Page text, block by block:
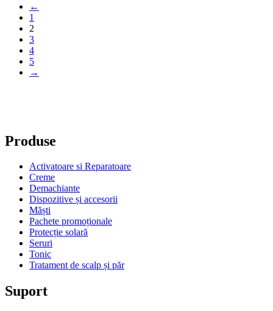
←
1
2
3
4
5
→
Produse
Activatoare si Reparatoare
Creme
Demachiante
Dispozitive și accesorii
Măști
Pachete promoționale
Protecție solară
Seruri
Tonic
Tratament de scalp și păr
Suport